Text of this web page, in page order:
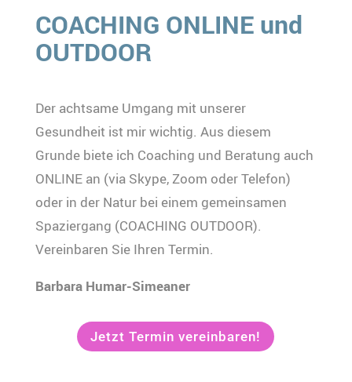
COACHING ONLINE und
OUTDOOR
Der achtsame Umgang mit unserer
Gesundheit ist mir wichtig. Aus diesem
Grunde biete ich Coaching und Beratung auch
ONLINE an (via Skype, Zoom oder Telefon)
oder in der Natur bei einem gemeinsamen
Spaziergang (COACHING OUTDOOR).
Vereinbaren Sie Ihren Termin.
Barbara Humar-Simeaner
Jetzt Termin vereinbaren!